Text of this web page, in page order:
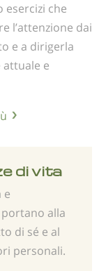
esercizi che
l’attenzione dai
e a dirigerla
attuale e
di vita
e
alla
di sé e al
personali.